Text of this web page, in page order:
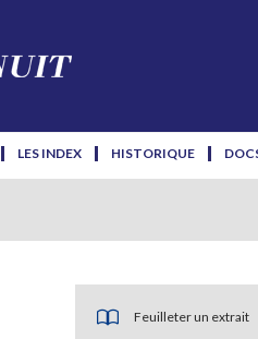
LES INDEX HISTORIQUE
Feuilleter un extrait